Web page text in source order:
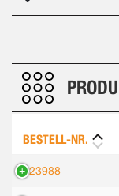
BESTELL-NR.
423988